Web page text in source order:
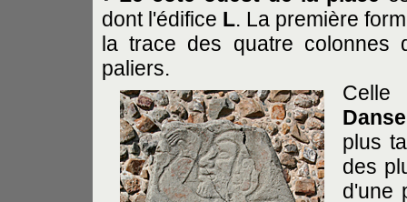
dont l'édifice L. La première
la trace des quatre colonnes
paliers.
plus
des
d'une